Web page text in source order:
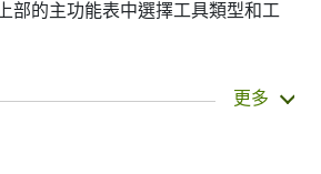
部的主功能表中選擇工具類型和工
時間段(從分鐘到星期). 可以看到當
更多